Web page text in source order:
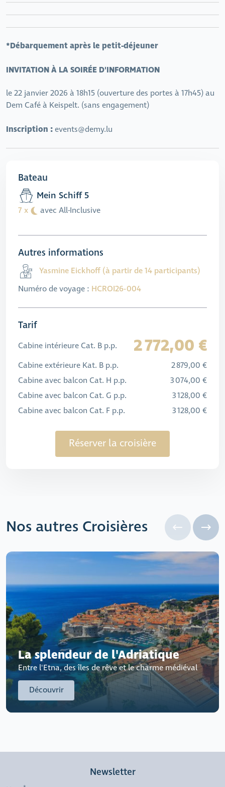
*Débarquement après le petit-déjeuner
INVITATION À LA SOIRÉE D'INFORMATION
le 22 janvier 2026 à 18h15 (ouverture des portes à 17h45) au
Dem Café à Keispelt. (sans engagement)
Inscription :events@demy.lu
Bateau
Mein Schiff 5
7 x avec All-Inclusive
Autres informations
Yasmine Eickhoff (à partir de 14 participants)
Numéro de voyage : HCROI26-004
Tarif
Cabine intérieure Cat. B p.p. 2 772,00 €
Cabine extérieure Kat. B p.p.
2 879,00 €
Cabine avec balcon Cat. H p.p.
3 074,00 €
Cabine avec balcon Cat. G p.p.
3 128,00 €
Cabine avec balcon Cat. F p.p.
3 128,00 €
Réserver la croisière
Nos autres Croisières
La splendeur de l'Adriatique
Entre l'Etna, des îles de rêve et le charme médiéval
Découvrir
Newsletter